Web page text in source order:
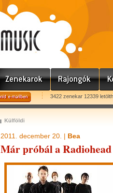
3422 zenekar 12339
Külföldi
2011. december 20. | Bea
Már próbál a